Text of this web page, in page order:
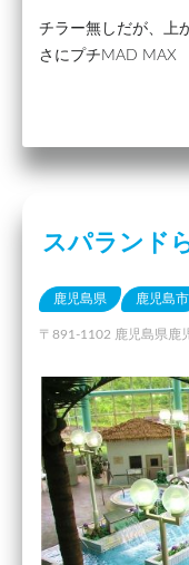
チラー無しだが、上
さにプチMAD MAX
スパランド
鹿児島県 鹿児島市
〒891-1102 鹿児島県鹿